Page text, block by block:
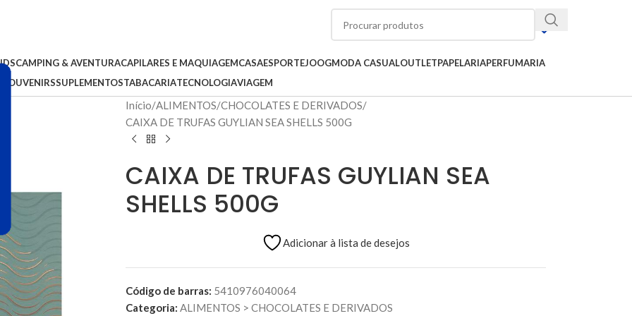
CAMPING & AVENTURACAPILARES E MAQUIAGEMCASAESPORTEJOOGMODA CASUALOUTLETPAPELARIAPERFUMARIA
SOUVENIRSSUPLEMENTOSTABACARIATECNOLOGIAVIAGEM
Início ALIMENTOS CHOCOLATES E DERIVADOS
CAIXA DE TRUFAS GUYLIAN SEA SHELLS 500G
CAIXA DE TRUFAS GUYLIAN SEA
SHELLS 500G
Adicionar à lista de desejos
Código de barras: 5410976040064
Categoria: ALIMENTOS > CHOCOLATES E DERIVADOS